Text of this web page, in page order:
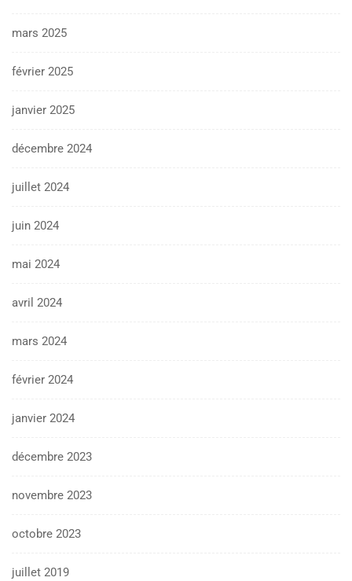
mars 2025
février 2025
janvier 2025
décembre 2024
juillet 2024
juin 2024
mai 2024
avril 2024
mars 2024
février 2024
janvier 2024
décembre 2023
novembre 2023
octobre 2023
juillet 2019